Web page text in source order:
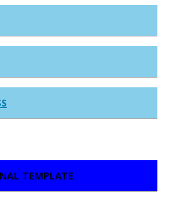
TEMPLATE